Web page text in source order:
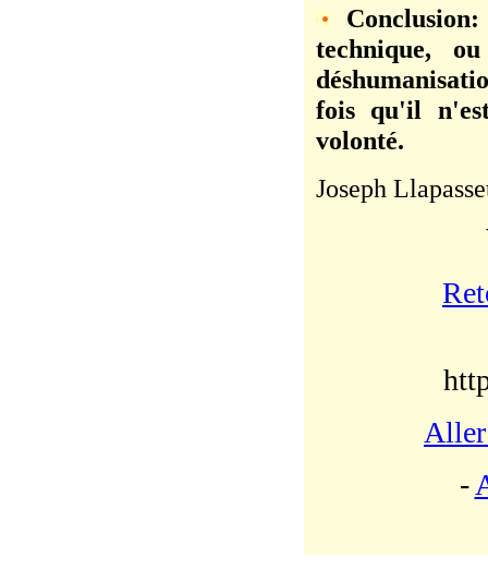
technique,
fois qu'il
volonté.
Joseph
Aller
-